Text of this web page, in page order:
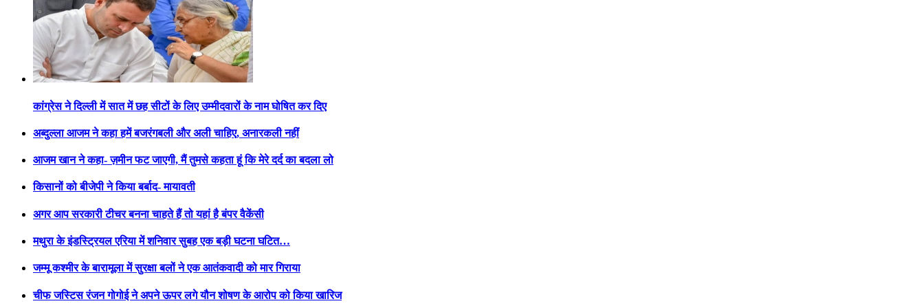
कांग्रेस ने दिल्ली में सात में छह सीटों के लिए उम्मीदवारों के नाम घोषित कर दिए
अब्दुल्ला आजम ने कहा हमें बजरंगबली और अली चाहिए, अनारकली नहीं
आजम खान ने कहा- ज़मीन फट जाएगी, मैं तुमसे कहता हूं कि मेरे दर्द का बदला लो
किसानों को बीजेपी ने किया बर्बाद- मायावती
अगर आप सरकारी टीचर बनना चाहते हैं तो यहां है बंपर वैकेंसी
मथुरा के इंडस्ट्रियल एरिया में शनिवार सुबह एक बड़ी घटना घटित…
जम्मू कश्मीर के बारामूला में सुरक्षा बलों ने एक आतंकवादी को मार गिराया
चीफ जस्टिस रंजन गोगोई ने अपने ऊपर लगे यौन शोषण के आरोप को किया खारिज